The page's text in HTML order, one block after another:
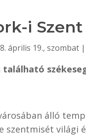
i
április 19., szombat
található
álló
világi